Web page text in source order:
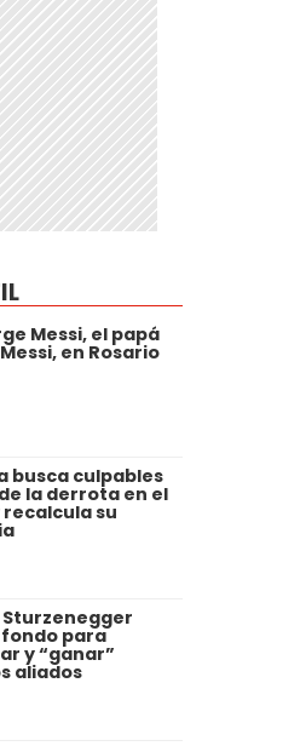
Messi, el papá
en Rosario
busca culpables
la derrota en el
recalcula su
para
y “ganar”
aliados